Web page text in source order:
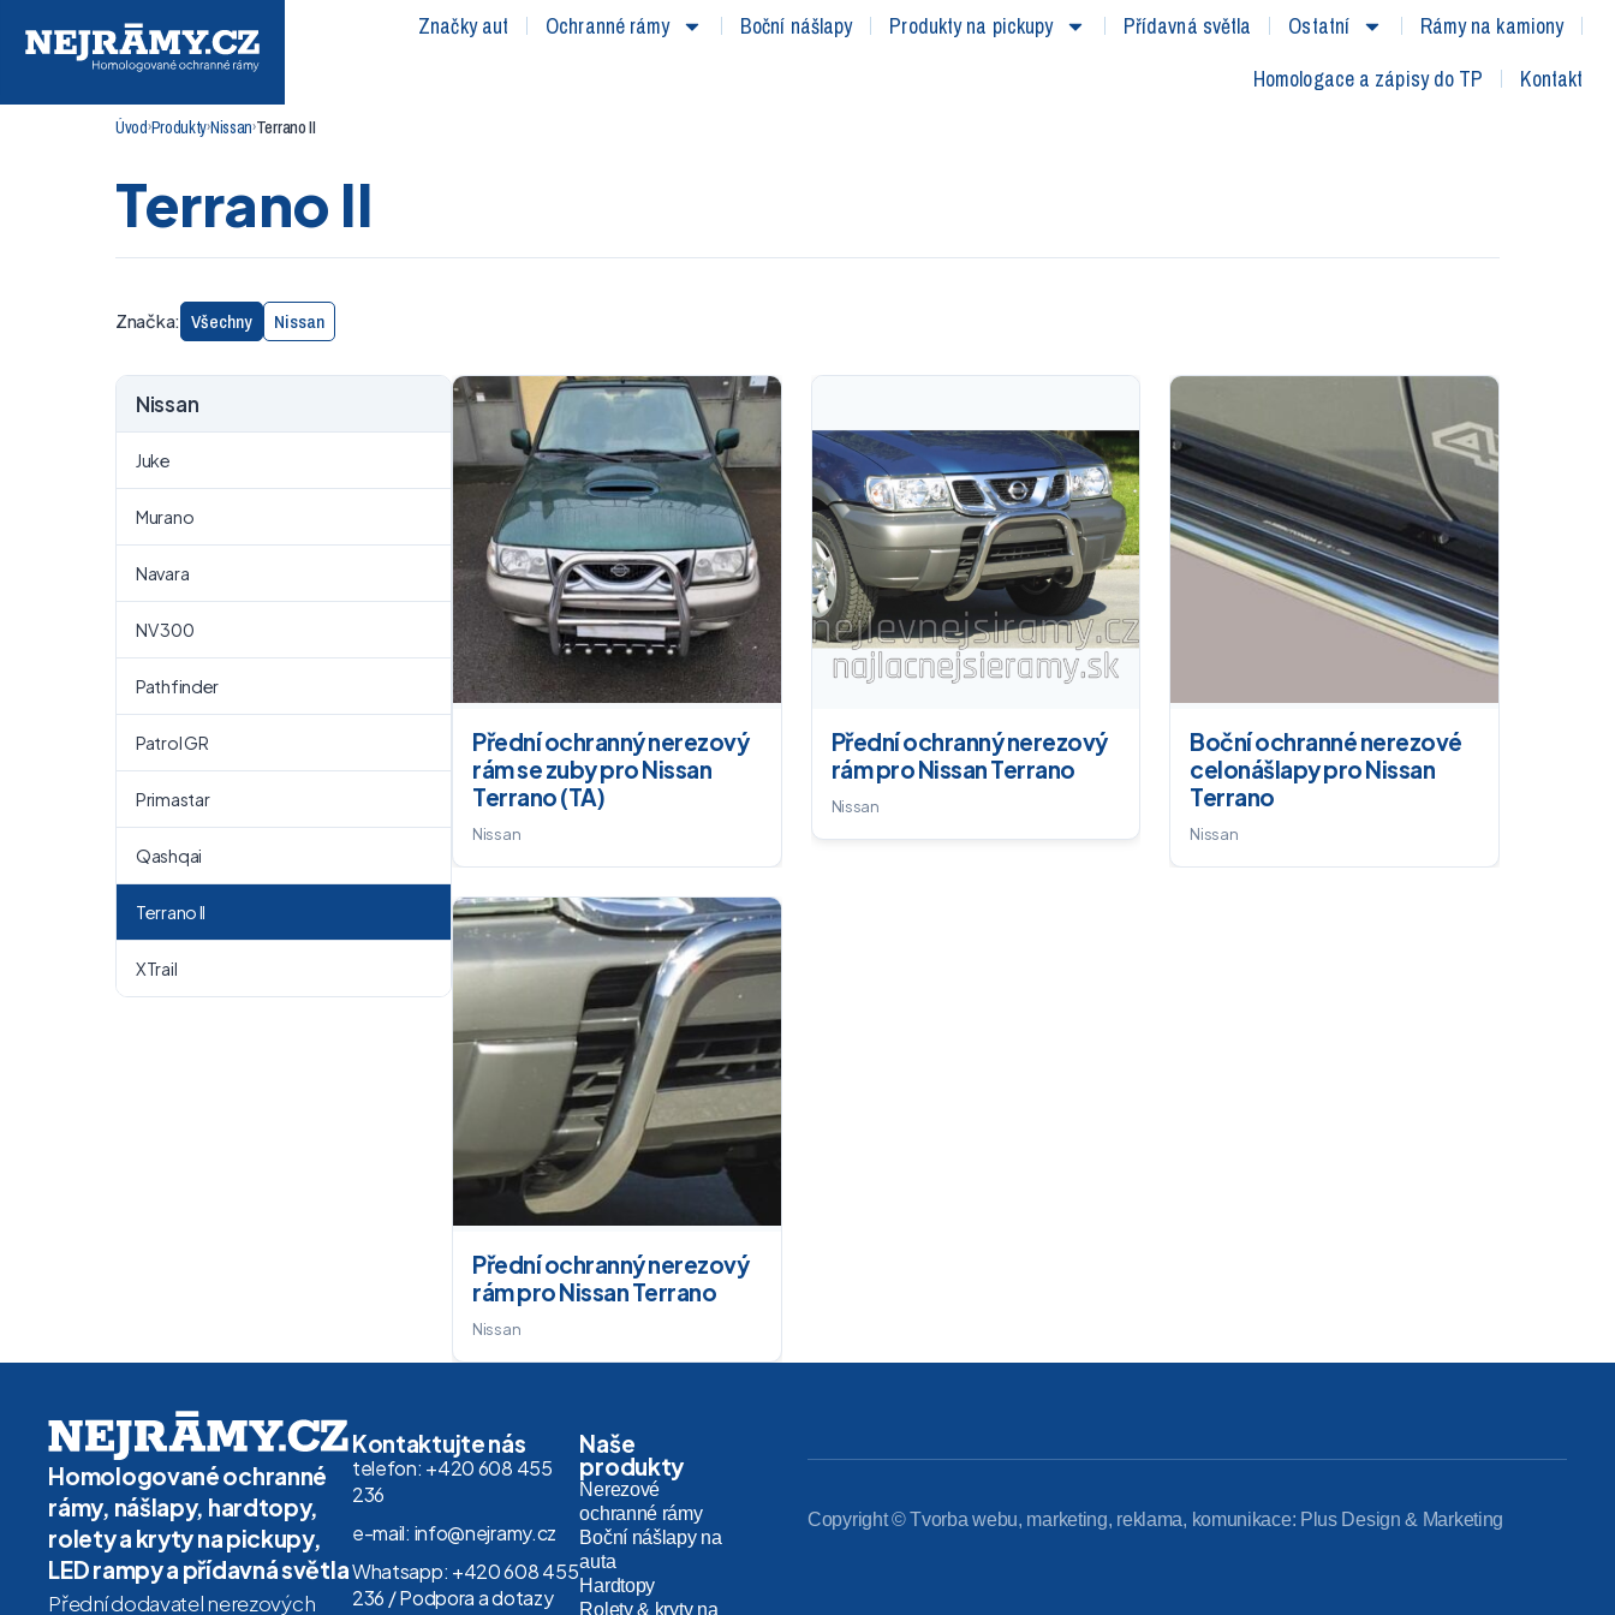
Značky aut Ochranné rámy Boční nášlapy Produkty na pickupy Přídavná světla Ostatní
Rámy na kamiony
Homologace a zápisy do TP
Kontakt
Úvod›Produkty›Nissan›Terrano II
Terrano II
Značka: Všechny Nissan
Nissan
Juke
Murano
Navara
NV 300
Pathfinder
Patrol GR
Primastar
Qashqai
Terrano II
XTrail
Přední ochranný nerezový
rám se zuby pro Nissan
Terrano (TA)
Nissan
Přední ochranný nerezový
rám pro Nissan Terrano
Nissan
Boční ochranné nerezové
celonášlapy pro Nissan
Terrano
Nissan
Přední ochranný nerezový
rám pro Nissan Terrano
Nissan
Homologované ochranné
rámy, nášlapy, hardtopy,
rolety a kryty na pickupy,
LED rampy a přídavná světla
Přední dodavatel nerezových
Kontaktujte nás
telefon: +420 608 455
236
e-mail: info@nejramy.cz
Whatsapp: +420 608 455
236 / Podpora a dotazy
Naše
produkty
Nerezové
ochranné rámy
Boční nášlapy na
auta
Hardtopy
Rolety & kryty na
Copyright © Tvorba webu, marketing, reklama, komunikace: Plus Design & Marketing